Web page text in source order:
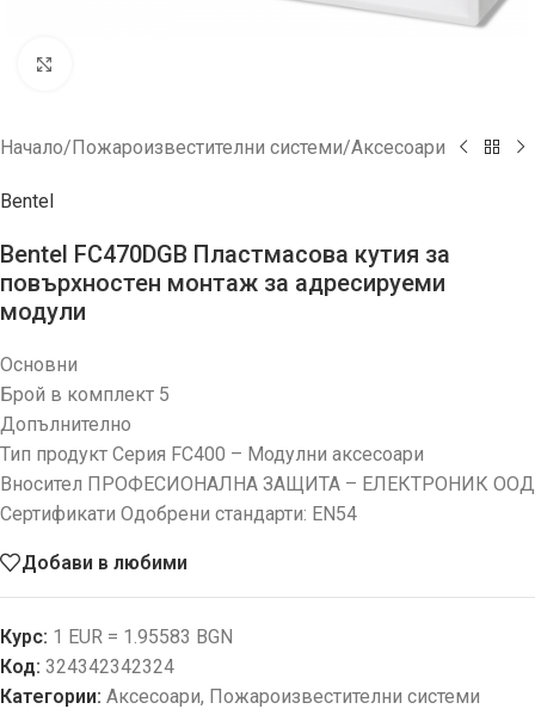
Начало/Пожароизвестителни системи/Аксесоари
Bentel
Bentel FC470DGB Пластмасова кутия за
повърхностен монтаж за адресируеми
модули
Основни
Брой в комплект 5
Допълнително
Тип продукт Серия FC400 – Модулни аксесоари
Вносител ПРОФЕСИОНАЛНА ЗАЩИТА – ЕЛЕКТРОНИК ООД
Сертификати Одобрени стандарти: EN54
Добави в любими
Курс: 1 EUR = 1.95583 BGN
Код: 324342342324
Категории: Аксесоари, Пожароизвестителни системи